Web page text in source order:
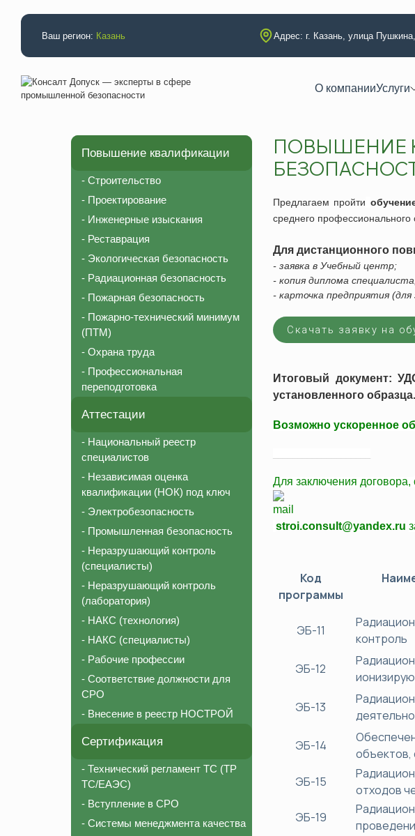
Ваш регион: Казань Адрес: г. Казань, улица
О компанииУслуги
Аттестации
Электробезопасность
Промышленная безопасность
Неразрушающий контроль (специалисты)
Неразрушающий контроль (лаборатория)
НАКС (технология)
НАКС (специалисты)
Рабочие профессии
Соответствие должности для СРО
Внесение в реестр НОСТРОЙ
Аттестация строительной лаборатории
Независимая оценка квалификации (НОК)
Национальный реестр специалистов (НРС)
Повышение квалификации
Строительство
Проектирование
Инженерные изыскания
Экологическая безопасность
Радиационная безопасность
Пожарная безопасность
Пожарно-технический
Повышение квалификации
- Строительство
- Проектирование
- Инженерные изыскания
- Реставрация
- Экологическая безопасность
- Радиационная безопасность
- Пожарная безопасность
- Пожарно-технический минимум
(ПТМ)
- Охрана труда
- Профессиональная
переподготовка
Аттестации
- Национальный реестр
специалистов
- Независимая оценка
квалификации (НОК) под ключ
- Электробезопасность
- Промышленная безопасность
- Неразрушающий контроль
(специалисты)
- Неразрушающий контроль
(лаборатория)
- НАКС (технология)
- НАКС (специалисты)
- Рабочие профессии
- Соответствие должности для
СРО
- Внесение в реестр НОСТРОЙ
Сертификация
- Технический регламент ТС (ТР
ТС/ЕАЭС)
- Вступление в СРО
- Системы менеджмента качества
ПОВЫШЕНИЕ
Предлагаем пройти
среднего профессионального
Для дистанционного
- заявка в Учебный центр;
- копия диплома
- карточка предприятия (для
Скачать заявку на
Итоговый документ:
установленного
Возможно ускоренное
Для заключения договора,
stroi.consult@yandex.ru
Код
программы
ЭБ-11
контроль
ЭБ-12
ЭБ-13
ЭБ-14
объектов,
ЭБ-15
отходов
ЭБ-19